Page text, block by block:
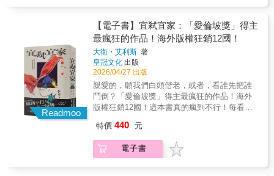
就停不下來。&mdash;&mdash;《每日快報》
◎典型的奈斯博式反轉。&mdash;&mdash;
《太陽報》 ◎令人血脈賁張。&mdash;《犯罪
月刊》
在外奔走的雙腿，同時包辦幫他買啤酒等各種
一起戰戰兢兢搭上火車，遠赴一間溫泉飯店。
原因無他，因為全世界最知名、最頂尖的烹飪
大師，即將齊聚一堂展現手藝，而伍爾夫幸運
地獲邀成為這場五年一度盛宴的座上賓！（附
帶說明，上次受邀的貴賓是法國總理！） 與會
的十二位烹飪大師（原本陣容是十五位，但從
上次聚會至今的五年間掛掉三個）來自世界各
國，每個都名氣不小，其中一位做的香腸甚至
就有人發現調製醬料用的白糖被偷偷換成了砒
布幕後被一把尖刀刺穿心臟。誰會下此毒手？
伍爾夫和趕到飯店的警察很快就發現，想殺拉
斯易歐的人實在太多，在場的眾位大廚之中，
白石的貪慾。」「他很清楚，必須證明自己不
僅僅是別人的附屬品，他是能獨當一面的警
探，這將是一場考驗。」被釘在礦坑十字架上
的屍體當地邪教的祕密招募礦產大亨的相互競
逐在酷熱荒涼的內陸小鎮中，警察努力維持法
律和秩序，咬礦者掠奪蛋白石礦，宗教狂熱分
子招募弱勢年輕人，億萬富翁為所欲為。一名
蛋白石礦工發現死在礦坑裡的十字架上，警方
卻缺乏任何相關資訊，連是誰發現屍體都不曉
得。雪梨凶案組偵緝警長伊凡被派往調查，卻
調查。他們唯一的生路，是抓到那個連名字都
沒有的凶手。然而發現的祕密越多，進展就越
陷入死局，一樁多年前的舊案也出現不為人知
Readmoo
【電子書】宜弒宜家：「愛倫坡獎」得主
最瘋狂的作品！海外版權狂銷12國！
大衛・艾利斯 著
皇冠文化 出版
2026/04/27 出版
親愛的，願我們白頭偕老，或者，看誰先把誰
鬥倒？「愛倫坡獎」得主最瘋狂的作品！海外
版權狂銷12國！這本書真的瘋到不行！每看一
「家」裡殺機四伏？賽門：在大學教法律這麼
多年，這點原則我還是有的。在伴侶拿到錢之
前就訴請離婚？我才沒那麼卑鄙。光想到妻子
特價 440 元
電子書